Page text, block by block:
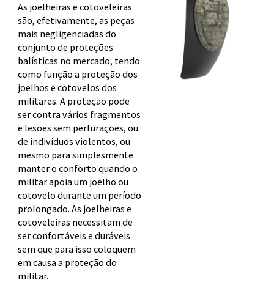
As joelheiras e cotoveleiras
são, efetivamente, as peças
mais negligenciadas do
conjunto de proteções
balísticas no mercado, tendo
como função a proteção dos
joelhos e cotovelos dos
militares. A proteção pode
ser contra vários fragmentos
e lesões sem perfurações, ou
de indivíduos violentos, ou
mesmo para simplesmente
manter o conforto quando o
militar apoia um joelho ou
cotovelo durante um período
prolongado. As joelheiras e
cotoveleiras necessitam de
ser confortáveis e duráveis
sem que para isso coloquem
em causa a proteção do
militar.